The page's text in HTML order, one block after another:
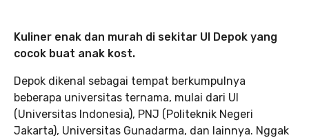
Kuliner enak dan murah di sekitar UI Depok yang
cocok buat anak kost.
Depok dikenal sebagai tempat berkumpulnya
beberapa universitas ternama, mulai dari UI
(Universitas Indonesia), PNJ (Politeknik Negeri
Jakarta), Universitas Gunadarma, dan lainnya. Nggak